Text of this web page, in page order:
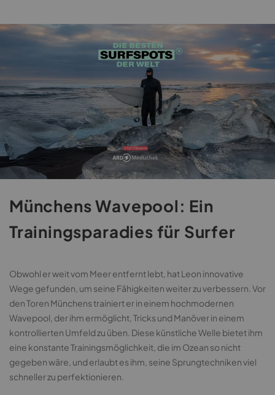
Münchens Wavepool: Ein
Trainingsparadies für Surfer
Obwohl er weit vom Meer entfernt lebt, hat Leon innovative
Wege gefunden, um seine Fähigkeiten weiter zu verbessern. Vor
den Toren Münchens trainiert er in einem hochmodernen
Wavepool, der ihm ermöglicht, Tricks und Manöver in einem
kontrollierten Umfeld zu üben. Diese künstliche Welle bietet ihm
eine konstante Trainingsmöglichkeit, die im Ozean so nicht
gegeben wäre, und erlaubt es ihm, seine Sprungtechniken viel
schneller zu perfektionieren.